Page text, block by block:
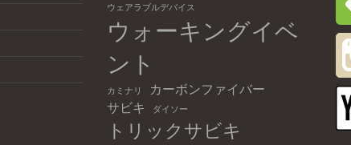
ウェアラブルデバイス
ウォーキングイベ
ント
カミナリ
カーボンファイバー
サビキ
ダイソー
トリックサビキ